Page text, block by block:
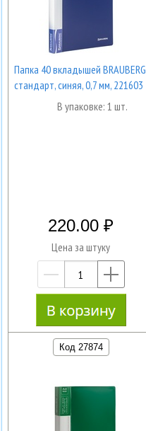
Папка 40 вкладышей BRAUBERG
стандарт, синяя, 0,7 мм, 221603
В упаковке: 1 шт.
220.00
Цена за штуку
—
Код 27874